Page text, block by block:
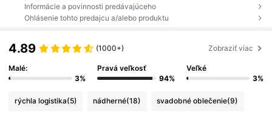
Informácie a povinnosti predávajúceho
Ohlásenie tohto predajcu a/alebo produktu
4.89 (1000+) Zobraziť viac
Malé:
3%
Pravá veľkosť
94%
Veľké
3%
rýchla logistika(5) nádherné(18) svadobné oblečenie(9)